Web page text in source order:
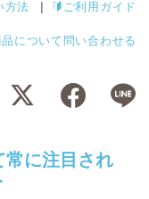
方法 ご利用ガイド
について問い合わせる
常に注目され